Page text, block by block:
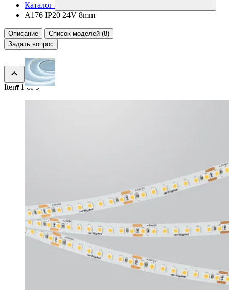
Каталог
A176 IP20 24V 8mm
Описание
Список моделей (8)
Задать вопрос
Item 1 of 9